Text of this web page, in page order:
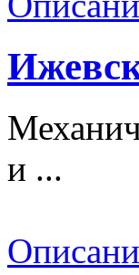
и ...